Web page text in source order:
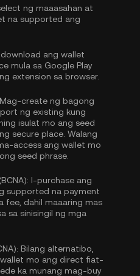
ng maaasahan at
na supported ang
ang wallet
mula sa Google Play
extension sa browser.
Mag-create ng bagong
ng existing kung
isulat mo ang seed
secure place. Walang
access ang wallet mo
seed phrase.
I-purchase ang
supported na payment
fee, dahil maaaring mas
sa sinisingil ng mga
Bilang alternatibo,
mo ang direct fiat-
ka munang mag-buy